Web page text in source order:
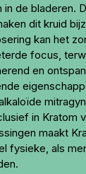
de bladeren.
dit kruid
kan het
focus,
en
in Kratom
maakt
fysieke, als